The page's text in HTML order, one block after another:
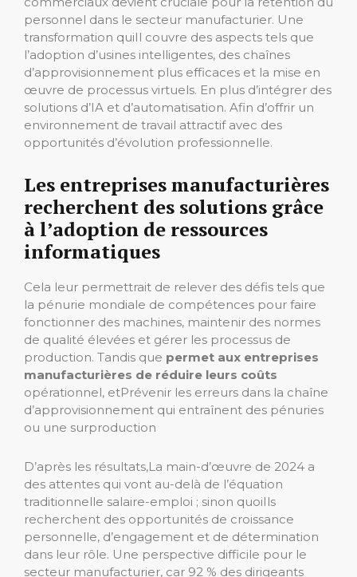
personnel dans le secteur manufacturier. Une
transformation quiIl couvre des aspects tels que
l’adoption d’usines intelligentes, des chaînes
d’approvisionnement plus efficaces et la mise en
œuvre de processus virtuels. En plus d’intégrer des
solutions d’IA et d’automatisation. Afin d’offrir un
environnement de travail attractif avec des
opportunités d’évolution professionnelle.
Les entreprises manufacturières
recherchent des solutions grâce
à l’adoption de ressources
informatiques
Cela leur permettrait de relever des défis tels que
la pénurie mondiale de compétences pour faire
fonctionner des machines, maintenir des normes
de qualité élevées et gérer les processus de
production. Tandis que permet aux entreprises
manufacturières de réduire leurs coûts
opérationnel, etPrévenir les erreurs dans la chaîne
d’approvisionnement qui entraînent des pénuries
ou une surproduction
D’après les résultats,La main-d’œuvre de 2024 a
des attentes qui vont au-delà de l’équation
traditionnelle salaire-emploi ; sinon quoiIls
recherchent des opportunités de croissance
personnelle, d’engagement et de détermination
dans leur rôle. Une perspective difficile pour le
secteur manufacturier, car 92 % des dirigeants